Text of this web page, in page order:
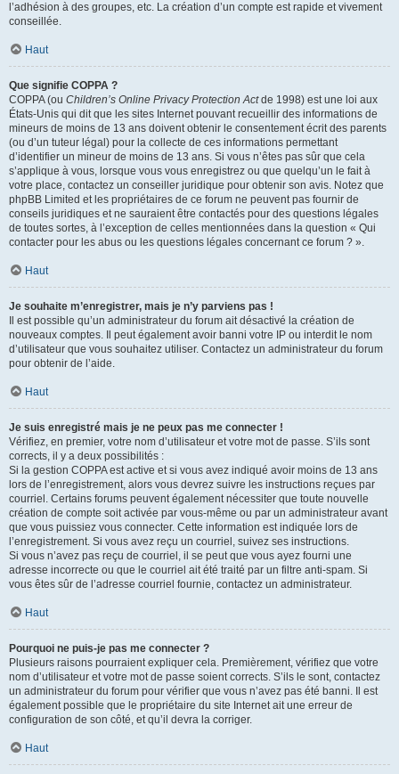
l’adhésion à des groupes, etc. La création d’un compte est rapide et vivement
conseillée.
Haut
Que signifie COPPA ?
COPPA (ou Children’s Online Privacy Protection Actde 1998) est une loi aux
États-Unis qui dit que les sites Internet pouvant recueillir des informations de
mineurs de moins de 13 ans doivent obtenir le consentement écrit des parents
(ou d’un tuteur légal) pour la collecte de ces informations permettant
d’identifier un mineur de moins de 13 ans. Si vous n’êtes pas sûr que cela
s’applique à vous, lorsque vous vous enregistrez ou que quelqu’un le fait à
votre place, contactez un conseiller juridique pour obtenir son avis. Notez que
phpBB Limited et les propriétaires de ce forum ne peuvent pas fournir de
conseils juridiques et ne sauraient être contactés pour des questions légales
de toutes sortes, à l’exception de celles mentionnées dans la question « Qui
contacter pour les abus ou les questions légales concernant ce forum ? ».
Haut
Je souhaite m’enregistrer, mais je n’y parviens pas !
Il est possible qu’un administrateur du forum ait désactivé la création de
nouveaux comptes. Il peut également avoir banni votre IP ou interdit le nom
d’utilisateur que vous souhaitez utiliser. Contactez un administrateur du forum
pour obtenir de l’aide.
Haut
Je suis enregistré mais je ne peux pas me connecter !
Vérifiez, en premier, votre nom d’utilisateur et votre mot de passe. S’ils sont
corrects, il y a deux possibilités :
Si la gestion COPPA est active et si vous avez indiqué avoir moins de 13 ans
lors de l’enregistrement, alors vous devrez suivre les instructions reçues par
courriel. Certains forums peuvent également nécessiter que toute nouvelle
création de compte soit activée par vous-même ou par un administrateur avant
que vous puissiez vous connecter. Cette information est indiquée lors de
l’enregistrement. Si vous avez reçu un courriel, suivez ses instructions.
Si vous n’avez pas reçu de courriel, il se peut que vous ayez fourni une
adresse incorrecte ou que le courriel ait été traité par un filtre anti-spam. Si
vous êtes sûr de l’adresse courriel fournie, contactez un administrateur.
Haut
Pourquoi ne puis-je pas me connecter ?
Plusieurs raisons pourraient expliquer cela. Premièrement, vérifiez que votre
nom d’utilisateur et votre mot de passe soient corrects. S’ils le sont, contactez
un administrateur du forum pour vérifier que vous n’avez pas été banni. Il est
également possible que le propriétaire du site Internet ait une erreur de
configuration de son côté, et qu’il devra la corriger.
Haut